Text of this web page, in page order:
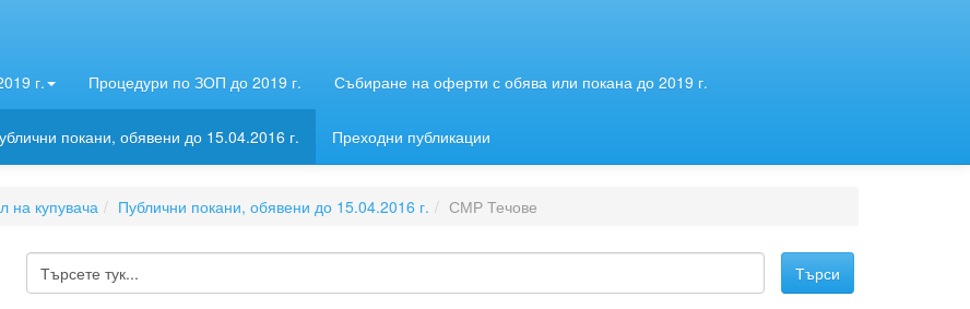
г. Процедури по ЗОП до 2019 г. Събиране на оферти с обява или покана до 2019 г.
покани, обявени до 15.04.2016 г. Преходни публикации
на купувача Публични покани, обявени до 15.04.2016 г. СМР Течове